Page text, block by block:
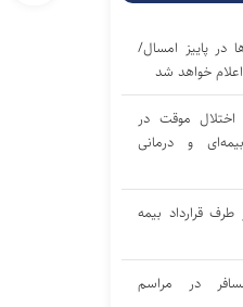
در پاییز امسال/
خواهد شد
موقت در
و درمانی
قرارداد بیمه
مسافر در مراسم